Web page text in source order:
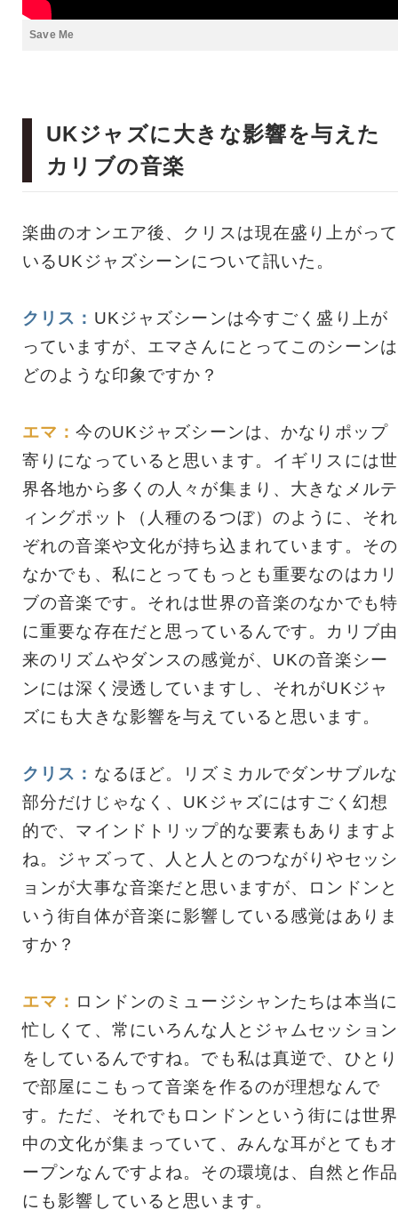
Save Me
UKジャズに大きな影響を与えた
カリブの音楽
楽曲のオンエア後、クリスは現在盛り上がって
いるUKジャズシーンについて訊いた。
クリス： UKジャズシーンは今すごく盛り上が
っていますが、エマさんにとってこのシーンは
どのような印象ですか？
エマ：今のUKジャズシーンは、かなりポップ
寄りになっていると思います。イギリスには世
界各地から多くの人々が集まり、大きなメルテ
ィングポット（人種のるつぼ）のように、それ
ぞれの音楽や文化が持ち込まれています。その
なかでも、私にとってもっとも重要なのはカリ
ブの音楽です。それは世界の音楽のなかでも特
に重要な存在だと思っているんです。カリブ由
来のリズムやダンスの感覚が、UKの音楽シー
ンには深く浸透していますし、それがUKジャ
ズにも大きな影響を与えていると思います。
クリス： なるほど。リズミカルでダンサブルな
部分だけじゃなく、UKジャズにはすごく幻想
的で、マインドトリップ的な要素もありますよ
ね。ジャズって、人と人とのつながりやセッシ
ョンが大事な音楽だと思いますが、ロンドンと
いう街自体が音楽に影響している感覚はありま
すか？
エマ： ロンドンのミュージシャンたちは本当に
忙しくて、常にいろんな人とジャムセッション
をしているんですね。でも私は真逆で、ひとり
で部屋にこもって音楽を作るのが理想なんで
す。ただ、それでもロンドンという街には世界
中の文化が集まっていて、みんな耳がとてもオ
ープンなんですよね。その環境は、自然と作品
にも影響していると思います。